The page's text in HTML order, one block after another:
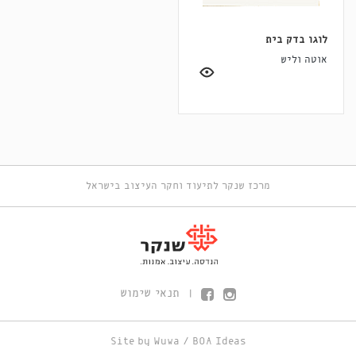
לוגו בדק בית
אוטה וליש
מרכז שנקר לתיעוד וחקר העיצוב בישראל
תנאי שימוש
Site by Wuwa / BOA Ideas